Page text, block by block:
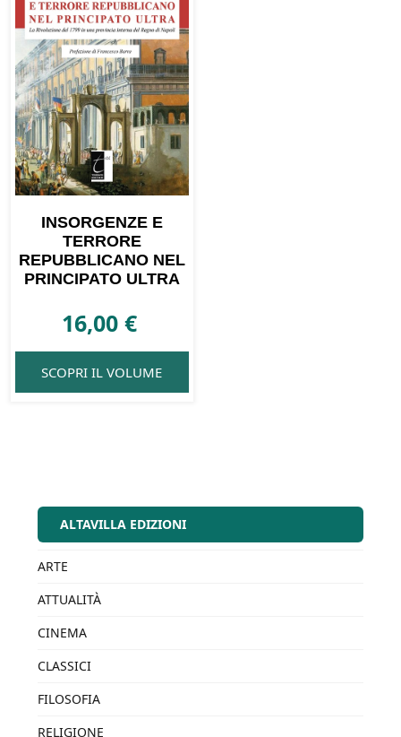
INSORGENZE E
TERRORE
REPUBBLICANO NEL
PRINCIPATO ULTRA
16,00€
SCOPRI IL VOLUME
ALTAVILLA EDIZIONI
ARTE
ATTUALITÀ
CINEMA
CLASSICI
FILOSOFIA
RELIGIONE